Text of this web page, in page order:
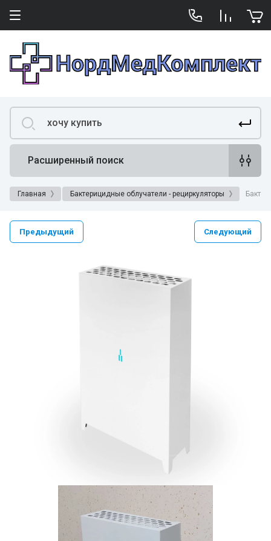
Расширенный поиск
Главная Бактерицидные облучатели - рециркуляторы
Предыдущий Следующий